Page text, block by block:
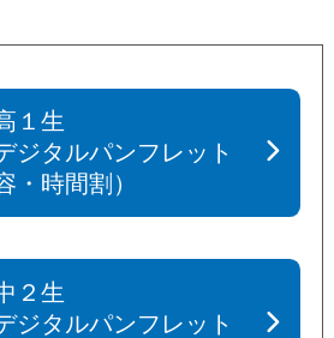
１生
ジタルパンフレット
・時間割）
２生
ジタルパンフレット